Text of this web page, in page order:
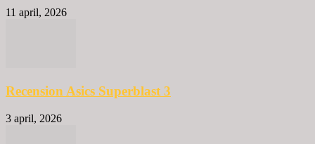
11 april, 2026
Recension Asics Superblast 3
3 april, 2026